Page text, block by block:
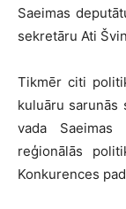
Saeimas
sekretāru Ati
Tikmēr citi
kuluāru sarunās
vada Saeimas
reģionālās
Konkurences